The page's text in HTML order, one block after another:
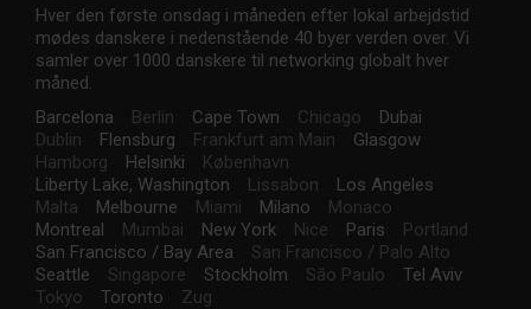
Hver den første onsdag i måneden efter lokal arbejdstid
mødes danskere i nedenstående 40 byer verden over. Vi
samler over 1000 danskere til networking globalt hver
måned.
Barcelona
Berlin Cape Town Chicago
Dubai
Dublin
Flensburg Frankfurt am Main
Glasgow
Hamborg
Helsinki
København
Liberty Lake, Washington
Lissabon
Los Angeles
Malta
Melbourne Miami Milano
Monaco
Montreal
Mumbai New York Nice Paris
Portland
San Francisco / Bay Area
San Francisco / Palo Alto
Seattle
Singapore Stockholm São Paulo
Tel Aviv
Tokyo
Toronto Zug